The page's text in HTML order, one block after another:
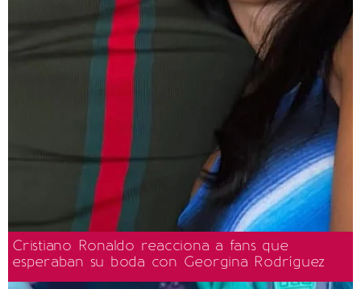
Cristiano Ronaldo reacciona a fans que
esperaban su boda con Georgina Rodríguez